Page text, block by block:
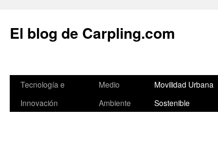
El blog de Carpling.com
Saltar
Tecnología e
Innovación
Medio
Ambiente
Movilidad Urbana
Sostenible